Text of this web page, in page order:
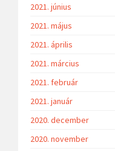
2021. június
2021. május
2021. április
2021. március
2021. február
2021. január
2020. december
2020. november